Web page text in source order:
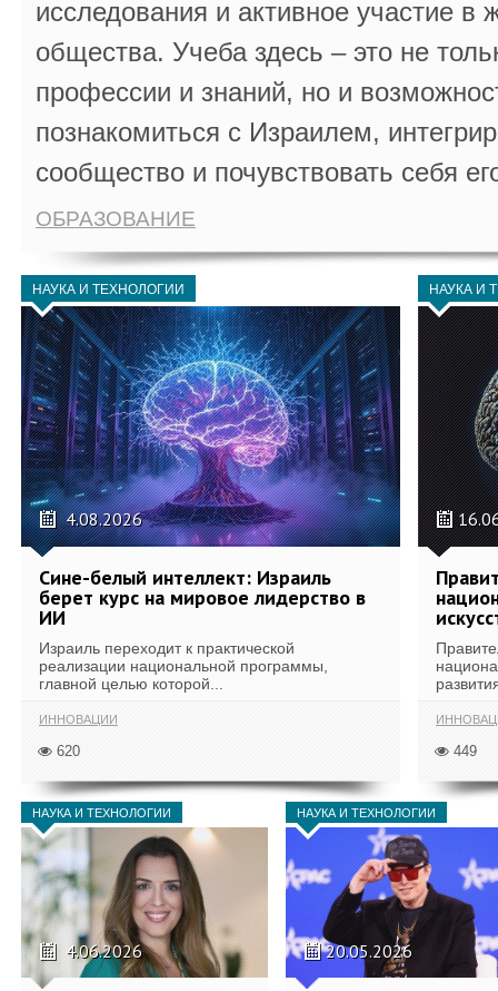
исследования и активное участие в
общества. Учеба здесь – это не
профессии и знаний, но и
познакомиться с Израилем,
сообщество и почувствовать себя
ОБРАЗОВАНИЕ
НАУКА И ТЕХНОЛОГИИ
4.08.2026
Сине-белый интеллект: Израиль
берет курс на мировое лидерство в
ИИ
Израиль переходит к практической
реализации национальной программы,
главной целью которой...
ИННОВАЦИИ
620
НАУКА И
449
НАУКА И ТЕХНОЛОГИИ
4.06.2026
НАУКА И ТЕХНОЛОГИИ
20.05.2026